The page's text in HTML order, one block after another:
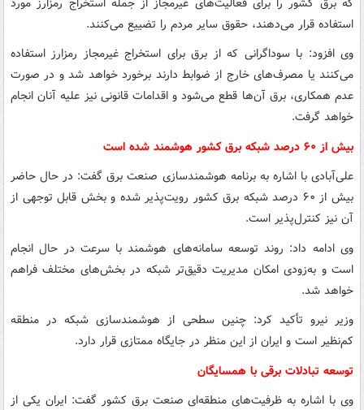
استفاده قرار می‌دهند، حقوق سایر مردم را تضییع می‌کنند.
وی افزود: با سوداگرانی که از برق برای استخراج غیرمجاز رمزارز استفاده
می‌کنند یا مصرف‌های خارج از ضوابط دارند برخورد خواهد شد و در صورت
عدم همکاری، برق آن‌ها قطع می‌شود و اقدامات قانونی نیز علیه آنان انجام
خواهد گرفت.
بیش از ۶۰ درصد شبکه برق کشور هوشمند شده است
علی‌آبادی با اشاره به برنامه هوشمندسازی صنعت برق گفت: در حال حاضر
بیش از ۶۰ درصد شبکه برق کشور رویت‌پذیر شده و بخش قابل توجهی از
آن نیز کنترل‌پذیر است.
وی ادامه داد: روند توسعه سامانه‌های هوشمند با سرعت در حال انجام
است و به‌زودی امکان مدیریت دقیق‌تر شبکه در بخش‌های مختلف فراهم
خواهد شد.
وزیر نیرو تأکید کرد: چنین سطحی از هوشمندسازی شبکه در منطقه
کم‌نظیر است و ایران از این منظر در جایگاه ممتازی قرار دارد.
توسعه تبادلات برقی با همسایگان
وی با اشاره به ظرفیت‌های منطقه‌ای صنعت برق کشور گفت: ایران یکی از